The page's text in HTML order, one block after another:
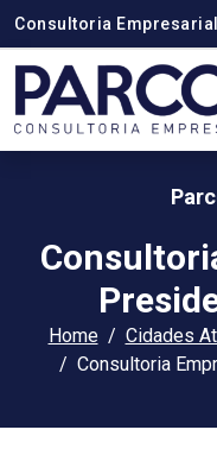
Consultoria
Home Cidades
Consultoria